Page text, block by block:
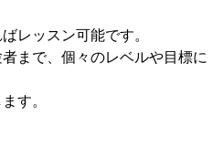
レッスン可能です。
まで、個々のレベルや目標に
す。